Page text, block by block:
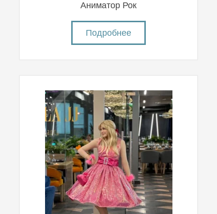
Аниматор Рок
Подробнее